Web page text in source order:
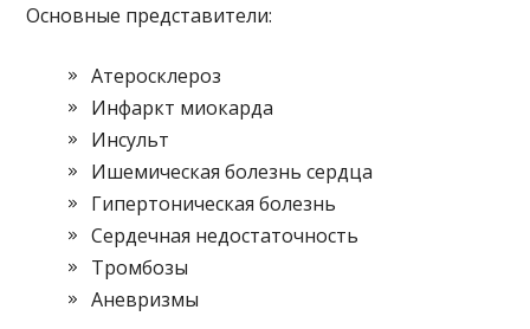
Основные представители:
Атеросклероз
Инфаркт миокарда
Инсульт
Ишемическая болезнь сердца
Гипертоническая болезнь
Сердечная недостаточность
Тромбозы
Аневризмы